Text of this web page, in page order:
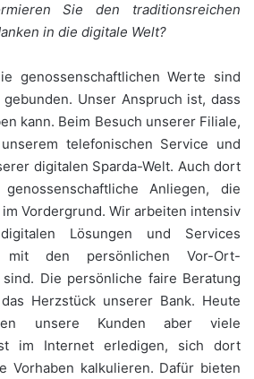
Sie den traditionsreichen
in die digitale Welt?
genossenschaftlichen Werte sind
Unser Anspruch ist, dass
kann. Beim Besuch unserer Filiale,
telefonischen Service und
digitalen Sparda-Welt. Auch dort
Anliegen, die
Vordergrund. Wir arbeiten intensiv
Lösungen und Services
mit den persönlichen Vor-Ort-
Die persönliche faire Beratung
Herzstück unserer Bank. Heute
unsere Kunden aber viele
im Internet erledigen, sich dort
Vorhaben kalkulieren. Dafür bieten